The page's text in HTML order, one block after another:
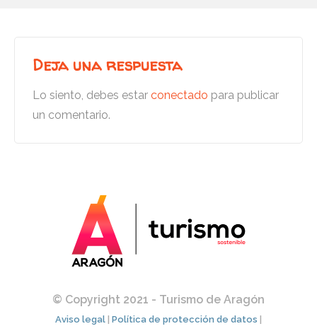
Deja una respuesta
Lo siento, debes estar conectado para publicar
un comentario.
© Copyright 2021 - Turismo de Aragón
Aviso legal Política de protección de datos